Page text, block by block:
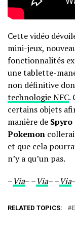
Cette vidéo
mini-jeux,
fonctionnalités
une tablette-
non définitive
technologie NFC.
certains objets
manière de
Pokemon
et que cela
n’y a qu’un pas.
–Via– –Via– –Via
RELATED TOPICS: